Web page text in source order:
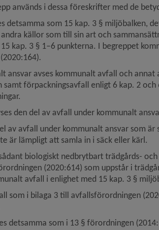
används i dessa föreskrifter med de
detsamma som 15 kap. 3 § miljöbalken,
källor som till sin art och
kap. 3 § 1–6 punkterna. I begreppet
ansvar avses kommunalt avfall och
samt förpackningsavfall enligt 6 kap. 2
den del av avfall under kommunalt
av avfall under kommunalt ansvar som
är lämpligt att samla in i säck eller kärl.
biologiskt nedbrytbart trädgårds-
(2020:614) som uppstår i
avfall i enlighet med 15 kap. 3 §
som i bilaga 3 till avfallsförordningen
detsamma som i 13 § förordningen